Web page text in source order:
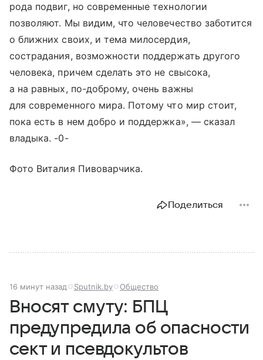
рода подвиг, но современные технологии
позволяют. Мы видим, что человечество заботится
о ближних своих, и тема милосердия,
сострадания, возможности поддержать другого
человека, причем сделать это не свысока,
а на равных, по-доброму, очень важны
для современного мира. Потому что мир стоит,
пока есть в нем добро и поддержка», — сказал
владыка. -0-
Фото Виталия Пивоварчика.
Поделиться
16 минут назад Sputnik.by Общество
Вносят смуту: БПЦ
предупредила об опасности
сект и псевдокультов